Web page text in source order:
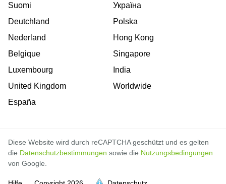
Suomi
Deutchland
Nederland
Belgique
Luxembourg
United Kingdom
España
Україна
Polska
Hong Kong
Singapore
India
Worldwide
Diese Website wird durch reCAPTCHA geschützt und es gelten
die Datenschutzbestimmungen sowie die Nutzungsbedingungen
von Google.